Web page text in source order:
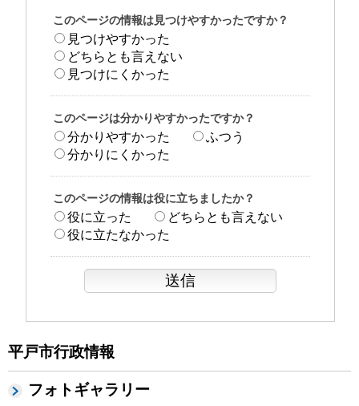
平戸市行政情報
フォトギャラリー
このページの情報は見つけやすかったですか？
見つけやすかった
どちらとも言えない
見つけにくかった
このページは分かりやすかったですか？
分かりやすかった
ふつう
分かりにくかった
このページの情報は役に立ちましたか？
役に立った
どちらとも言えない
役に立たなかった